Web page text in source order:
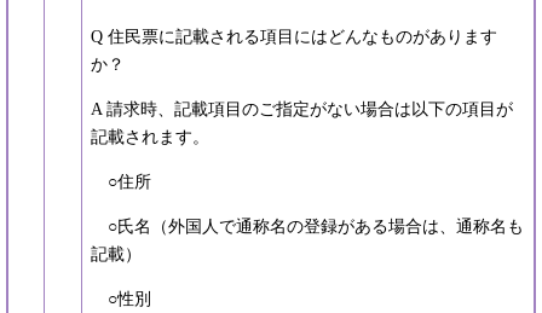
Q 住民票に記載される項目にはどんなものがあります
か？
A 請求時、記載項目のご指定がない場合は以下の項目が
記載されます。
○住所
○氏名（外国人で通称名の登録がある場合は、通称名も
記載）
○性別